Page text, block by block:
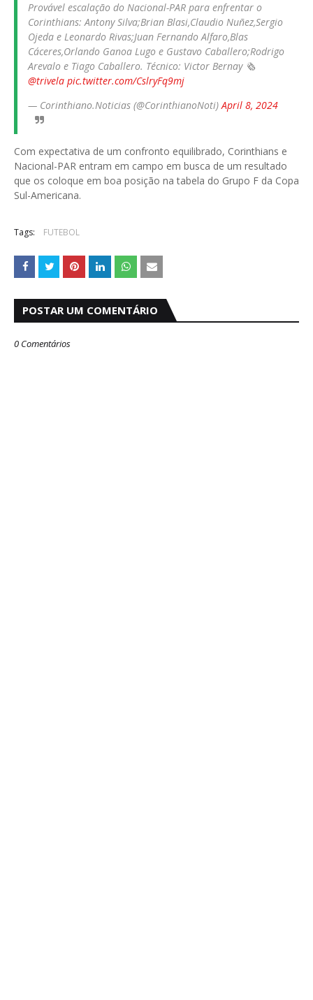
Provável escalação do Nacional-PAR para enfrentar o
Corinthians: Antony Silva;Brian Blasi,Claudio Nuñez,Sergio
Ojeda e Leonardo Rivas;Juan Fernando Alfaro,Blas
Cáceres,Orlando Ganoa Lugo e Gustavo Caballero;Rodrigo
Arevalo e Tiago Caballero. Técnico: Victor Bernay 🗞️
@trivela pic.twitter.com/CslryFq9mj
— Corinthiano.Noticias (@CorinthianoNoti)April 8, 2024
Com expectativa de um confronto equilibrado, Corinthians e
Nacional-PAR entram em campo em busca de um resultado
que os coloque em boa posição na tabela do Grupo F da Copa
Sul-Americana.
Tags: FUTEBOL
POSTAR UM COMENTÁRIO
0 Comentários